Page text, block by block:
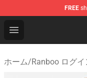
FREE
Open menu
Ranboo Shop -
ホーム/Ranboo ログイ